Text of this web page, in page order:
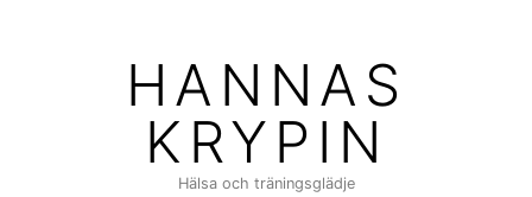
HANNAS
KRYPIN
Hälsa och träningsglädje